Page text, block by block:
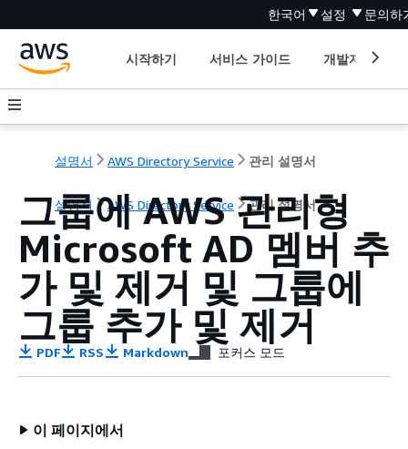
한국어 설정 문의하
시작하기 서비스 가이드 개발자 도구
설명서 AWS Directory Service 관리 설명서
설명서 AWS Directory Service 관리 설명서
그룹에 AWS 관리형
Microsoft AD 멤버 추
가 및 제거 및 그룹에
그룹 추가 및 제거
PDF RSS Markdown 포커스 모드
이 페이지에서